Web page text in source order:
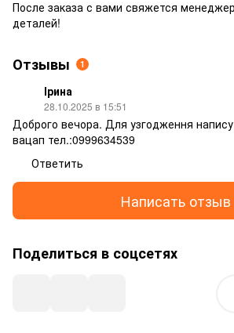
После заказа с вами свяжется
деталей!
Отзывы 1
Ірина
28.10.2025 в 15:51
Доброго вечора. Для узгодження
вацап тел.:0999634539
Ответить
Написать отзыв
Поделиться в соцсетях